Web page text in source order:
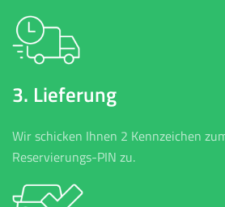
3. Lieferung
Wir schicken Ihnen 2 Kennzeichen
Reservierungs-PIN zu.